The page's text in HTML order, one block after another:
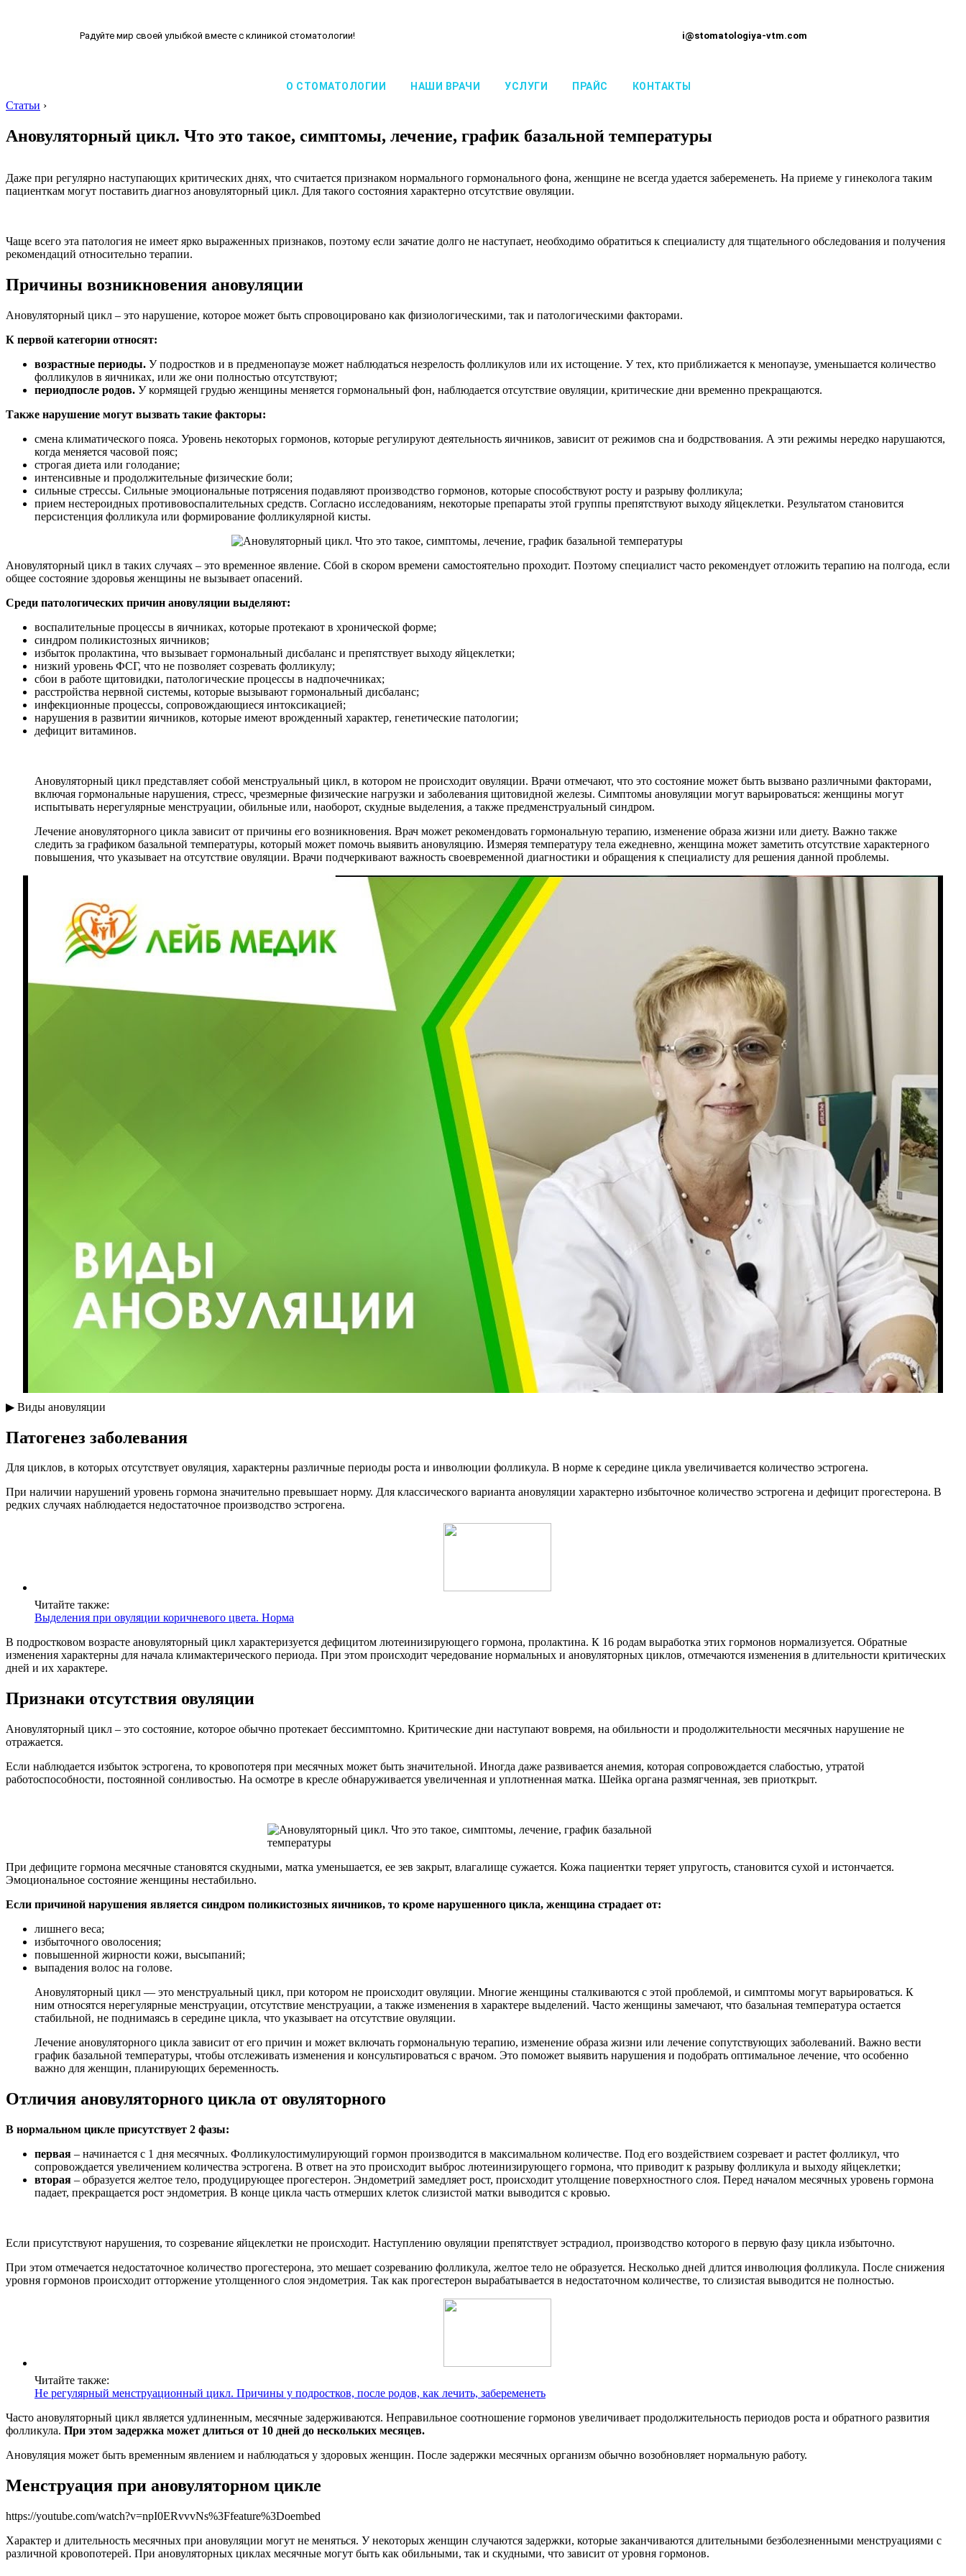
Радуйте мир своей улыбкой вместе с клиникой стоматологии! i@stomatologiya-vtm.com
О СТОМАТОЛОГИИ НАШИ ВРАЧИ УСЛУГИ ПРАЙС КОНТАКТЫ
Статьи ›
Ановуляторный цикл. Что это такое, симптомы, лечение, график базальной температуры
Даже при регулярно наступающих критических днях, что считается признаком нормального гормонального фона, женщине не всегда удается забеременеть. На приеме у гинеколога таким
пациенткам могут поставить диагноз ановуляторный цикл. Для такого состояния характерно отсутствие овуляции.
Чаще всего эта патология не имеет ярко выраженных признаков, поэтому если зачатие долго не наступает, необходимо обратиться к специалисту для тщательного обследования и получения
рекомендаций относительно терапии.
Причины возникновения ановуляции
Ановуляторный цикл – это нарушение, которое может быть спровоцировано как физиологическими, так и патологическими факторами.
К первой категории относят:
возрастные периоды. У подростков и в предменопаузе может наблюдаться незрелость фолликулов или их истощение. У тех, кто приближается к менопаузе, уменьшается количество
фолликулов в яичниках, или же они полностью отсутствуют;
периодпосле родов. У кормящей грудью женщины меняется гормональный фон, наблюдается отсутствие овуляции, критические дни временно прекращаются.
Также нарушение могут вызвать такие факторы:
смена климатического пояса. Уровень некоторых гормонов, которые регулируют деятельность яичников, зависит от режимов сна и бодрствования. А эти режимы нередко нарушаются,
когда меняется часовой пояс;
строгая диета или голодание;
интенсивные и продолжительные физические боли;
сильные стрессы. Сильные эмоциональные потрясения подавляют производство гормонов, которые способствуют росту и разрыву фолликула;
прием нестероидных противовоспалительных средств. Согласно исследованиям, некоторые препараты этой группы препятствуют выходу яйцеклетки. Результатом становится
персистенция фолликула или формирование фолликулярной кисты.
Ановуляторный цикл в таких случаях – это временное явление. Сбой в скором времени самостоятельно проходит. Поэтому специалист часто рекомендует отложить терапию на полгода, если
общее состояние здоровья женщины не вызывает опасений.
Среди патологических причин ановуляции выделяют:
воспалительные процессы в яичниках, которые протекают в хронической форме;
синдром поликистозных яичников;
избыток пролактина, что вызывает гормональный дисбаланс и препятствует выходу яйцеклетки;
низкий уровень ФСГ, что не позволяет созревать фолликулу;
сбои в работе щитовидки, патологические процессы в надпочечниках;
расстройства нервной системы, которые вызывают гормональный дисбаланс;
инфекционные процессы, сопровождающиеся интоксикацией;
нарушения в развитии яичников, которые имеют врожденный характер, генетические патологии;
дефицит витаминов.
Ановуляторный цикл представляет собой менструальный цикл, в котором не происходит овуляции. Врачи отмечают, что это состояние может быть вызвано различными факторами,
включая гормональные нарушения, стресс, чрезмерные физические нагрузки и заболевания щитовидной железы. Симптомы ановуляции могут варьироваться: женщины могут
испытывать нерегулярные менструации, обильные или, наоборот, скудные выделения, а также предменструальный синдром.
Лечение ановуляторного цикла зависит от причины его возникновения. Врач может рекомендовать гормональную терапию, изменение образа жизни или диету. Важно также
следить за графиком базальной температуры, который может помочь выявить ановуляцию. Измеряя температуру тела ежедневно, женщина может заметить отсутствие характерного
повышения, что указывает на отсутствие овуляции. Врачи подчеркивают важность своевременной диагностики и обращения к специалисту для решения данной проблемы.
▶ Виды ановуляции
Патогенез заболевания
Для циклов, в которых отсутствует овуляция, характерны различные периоды роста и инволюции фолликула. В норме к середине цикла увеличивается количество эстрогена.
При наличии нарушений уровень гормона значительно превышает норму. Для классического варианта ановуляции характерно избыточное количество эстрогена и дефицит прогестерона. В
редких случаях наблюдается недостаточное производство эстрогена.
Читайте также:
Выделения при овуляции коричневого цвета. Норма
В подростковом возрасте ановуляторный цикл характеризуется дефицитом лютеинизирующего гормона, пролактина. К 16 родам выработка этих гормонов нормализуется. Обратные
изменения характерны для начала климактерического периода. При этом происходит чередование нормальных и ановуляторных циклов, отмечаются изменения в длительности критических
дней и их характере.
Признаки отсутствия овуляции
Ановуляторный цикл – это состояние, которое обычно протекает бессимптомно. Критические дни наступают вовремя, на обильности и продолжительности месячных нарушение не
отражается.
Если наблюдается избыток эстрогена, то кровопотеря при месячных может быть значительной. Иногда даже развивается анемия, которая сопровождается слабостью, утратой
работоспособности, постоянной сонливостью. На осмотре в кресле обнаруживается увеличенная и уплотненная матка. Шейка органа размягченная, зев приоткрыт.
При дефиците гормона месячные становятся скудными, матка уменьшается, ее зев закрыт, влагалище сужается. Кожа пациентки теряет упругость, становится сухой и истончается.
Эмоциональное состояние женщины нестабильно.
Если причиной нарушения является синдром поликистозных яичников, то кроме нарушенного цикла, женщина страдает от:
лишнего веса;
избыточного оволосения;
повышенной жирности кожи, высыпаний;
выпадения волос на голове.
Ановуляторный цикл — это менструальный цикл, при котором не происходит овуляции. Многие женщины сталкиваются с этой проблемой, и симптомы могут варьироваться. К
ним относятся нерегулярные менструации, отсутствие менструации, а также изменения в характере выделений. Часто женщины замечают, что базальная температура остается
стабильной, не поднимаясь в середине цикла, что указывает на отсутствие овуляции.
Лечение ановуляторного цикла зависит от его причин и может включать гормональную терапию, изменение образа жизни или лечение сопутствующих заболеваний. Важно вести
график базальной температуры, чтобы отслеживать изменения и консультироваться с врачом. Это поможет выявить нарушения и подобрать оптимальное лечение, что особенно
важно для женщин, планирующих беременность.
Отличия ановуляторного цикла от овуляторного
В нормальном цикле присутствует 2 фазы:
первая – начинается с 1 дня месячных. Фолликулостимулирующий гормон производится в максимальном количестве. Под его воздействием созревает и растет фолликул, что
сопровождается увеличением количества эстрогена. В ответ на это происходит выброс лютеинизирующего гормона, что приводит к разрыву фолликула и выходу яйцеклетки;
вторая – образуется желтое тело, продуцирующее прогестерон. Эндометрий замедляет рост, происходит утолщение поверхностного слоя. Перед началом месячных уровень гормона
падает, прекращается рост эндометрия. В конце цикла часть отмерших клеток слизистой матки выводится с кровью.
Если присутствуют нарушения, то созревание яйцеклетки не происходит. Наступлению овуляции препятствует эстрадиол, производство которого в первую фазу цикла избыточно.
При этом отмечается недостаточное количество прогестерона, это мешает созреванию фолликула, желтое тело не образуется. Несколько дней длится инволюция фолликула. После снижения
уровня гормонов происходит отторжение утолщенного слоя эндометрия. Так как прогестерон вырабатывается в недостаточном количестве, то слизистая выводится не полностью.
Читайте также:
Не регулярный менструационный цикл. Причины у подростков, после родов, как лечить, забеременеть
Часто ановуляторный цикл является удлиненным, месячные задерживаются. Неправильное соотношение гормонов увеличивает продолжительность периодов роста и обратного развития
фолликула. При этом задержка может длиться от 10 дней до нескольких месяцев.
Ановуляция может быть временным явлением и наблюдаться у здоровых женщин. После задержки месячных организм обычно возобновляет нормальную работу.
Менструация при ановуляторном цикле
https://youtube.com/watch?v=npI0ERvvvNs%3Ffeature%3Doembed
Характер и длительность месячных при ановуляции могут не меняться. У некоторых женщин случаются задержки, которые заканчиваются длительными безболезненными менструациями с
различной кровопотерей. При ановуляторных циклах месячные могут быть как обильными, так и скудными, что зависит от уровня гормонов.